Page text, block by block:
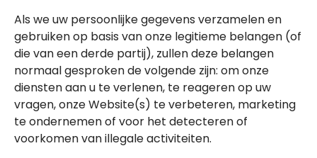
Als we uw persoonlijke gegevens verzamelen en
gebruiken op basis van onze legitieme belangen (of
die van een derde partij), zullen deze belangen
normaal gesproken de volgende zijn: om onze
diensten aan u te verlenen, te reageren op uw
vragen, onze Website(s) te verbeteren, marketing
te ondernemen of voor het detecteren of
voorkomen van illegale activiteiten.